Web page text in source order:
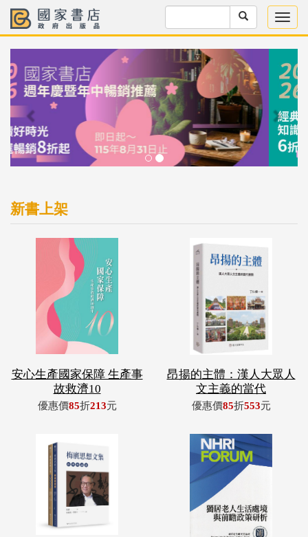
新書上架
安心生產國家保障 生產事
故救濟10
優惠價85折213元
昂揚的主體：漢人大眾人
文主義的當代
優惠價85折553元